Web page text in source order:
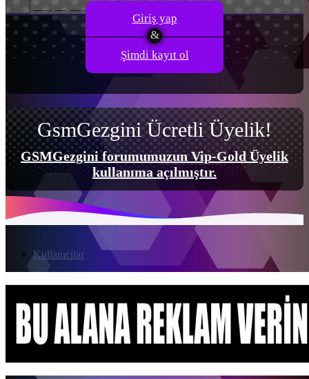
Ara Gelişmiş Arama…
Giriş yap
Şimdi kayıt ol
GsmGezgini Ücretli Üyelik!
GSMGezgini forumumuzun Vip-Gold Üyelik
kullanıma açılmıştır.
Kullanıcılar